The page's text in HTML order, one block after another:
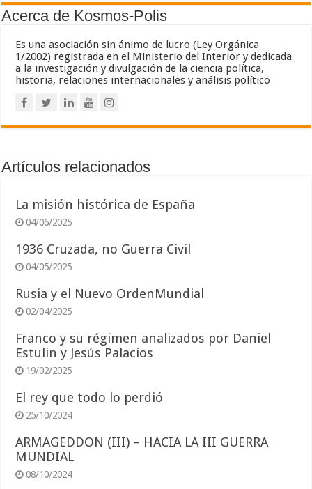
Acerca de Kosmos-Polis
Es una asociación sin ánimo de lucro (Ley Orgánica
1/2002) registrada en el Ministerio del Interior y dedicada
a la investigación y divulgación de la ciencia política,
historia, relaciones internacionales y análisis político
Artículos relacionados
La misión histórica de España
04/06/2025
1936 Cruzada, no Guerra Civil
04/05/2025
Rusia y el Nuevo OrdenMundial
02/04/2025
Franco y su régimen analizados por Daniel
Estulin y Jesús Palacios
19/02/2025
El rey que todo lo perdió
25/10/2024
ARMAGEDDON (III) – HACIA LA III GUERRA
MUNDIAL
08/10/2024